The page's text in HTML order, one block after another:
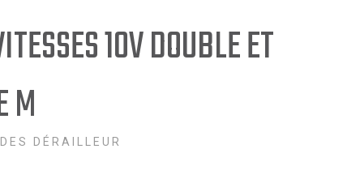
10V DOUBLE ET
M
DÉRAILLEUR